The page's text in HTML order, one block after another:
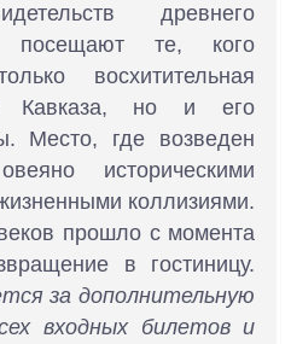
древнего
посещают те, кого
восхитительная
Кавказа, но и его
Место, где возведен
историческими
коллизиями.
прошло с момента
в гостиницу.
за дополнительную
входных билетов и